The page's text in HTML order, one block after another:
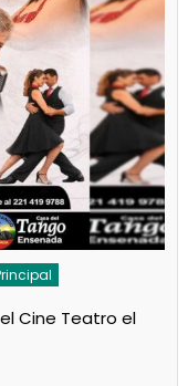
salita de 1 año